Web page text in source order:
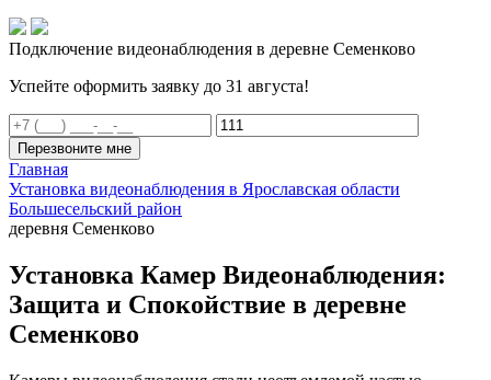
Подключение видеонаблюдения в деревне Семенково
Успейте оформить заявку до 31 августа!
Перезвоните мне
Главная
Установка видеонаблюдения в Ярославская области
Большесельский район
деревня Семенково
Установка Камер Видеонаблюдения:
Защита и Спокойствие в деревне
Семенково